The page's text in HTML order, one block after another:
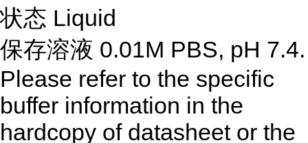
状态 Liquid
保存溶液 0.01M PBS, pH 7.4.
Please refer to the specific
buffer information in the
hardcopy of datasheet or the